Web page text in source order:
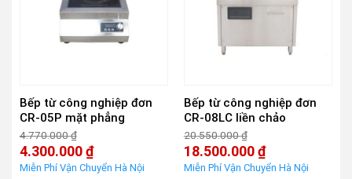
Bếp từ công nghiệp đơn
CR-05P mặt phẳng
4.770.000₫
Giá
gốc
là:
4.300.000₫
Giá
Bếp từ công nghiệp đơn
CR-08LC liền chảo
20.550.000₫
Giá
gốc
là:
18.500.000₫
Giá